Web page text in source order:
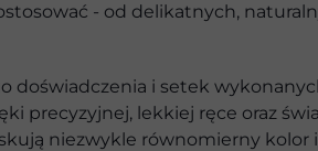
- od delikatnych,
doświadczenia i setek
precyzyjnej, lekkiej ręce oraz
niezwykle równomierny kolor